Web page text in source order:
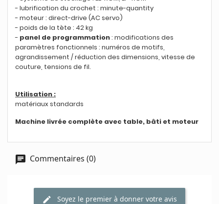
- lubrification du crochet : minute-quantity
- moteur : direct-drive (AC servo)
- poids de la tète : 42 kg
- panel de programmation: modifications des
paramètres fonctionnels : numéros de motifs,
agrandissement / réduction des dimensions, vitesse de
couture, tensions de fil.
Utilisation :
matériaux standards
Machine livrée complète avec table, bâti et moteur
Commentaires (0)
Soyez le premier à donner votre avis